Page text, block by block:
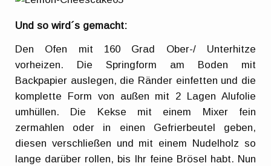
Und so wird´s gemacht:
Den Ofen mit 160 Grad Ober-/ Unterhitze
vorheizen. Die Springform am Boden mit
Backpapier auslegen, die Ränder einfetten und die
komplette Form von außen mit 2 Lagen Alufolie
umhüllen. Die Kekse mit einem Mixer fein
zermahlen oder in einen Gefrierbeutel geben,
diesen verschließen und mit einem Nudelholz so
lange darüber rollen, bis Ihr feine Brösel habt. Nun